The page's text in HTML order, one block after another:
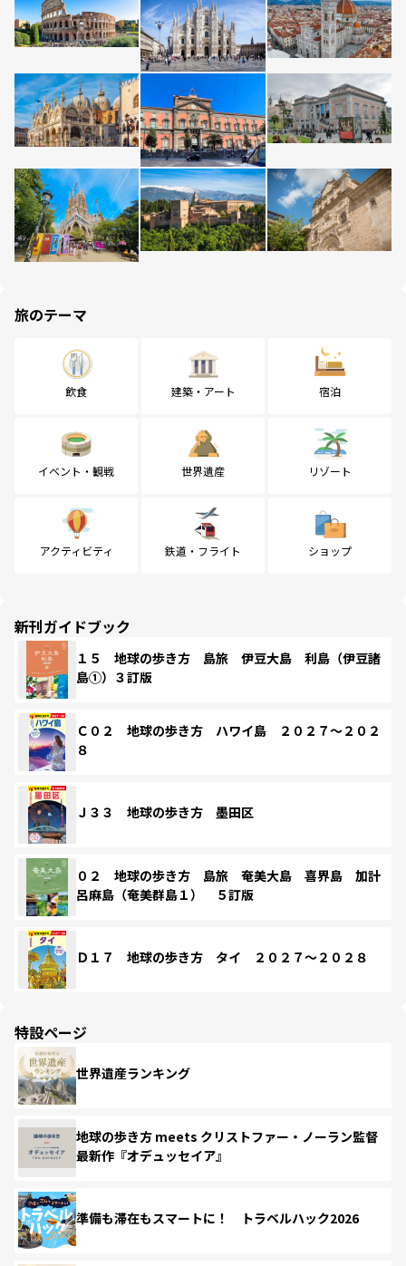
旅のテーマ
飲食 建築・アート 宿泊
イベント・観戦 世界遺産 リゾート
アクティビティ 鉄道・フライト ショップ
新刊ガイドブック
１５ 地球の歩き方 島旅 伊豆大島 利島（伊豆諸
島①）３訂版
Ｃ０２ 地球の歩き方 ハワイ島 ２０２７～２０２
８
Ｊ３３ 地球の歩き方 墨田区
０２ 地球の歩き方 島旅 奄美大島 喜界島 加計
呂麻島（奄美群島１） ５訂版
Ｄ１７ 地球の歩き方 タイ ２０２７～２０２８
特設ページ
世界遺産ランキング
地球の歩き方 meets クリストファー・ノーラン監督
最新作『オデュッセイア』
準備も滞在もスマートに！ トラベルハック2026